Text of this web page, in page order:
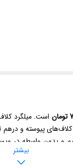
است. میلگرد
پیوسته و
و بدون واسطه در
بیشتر